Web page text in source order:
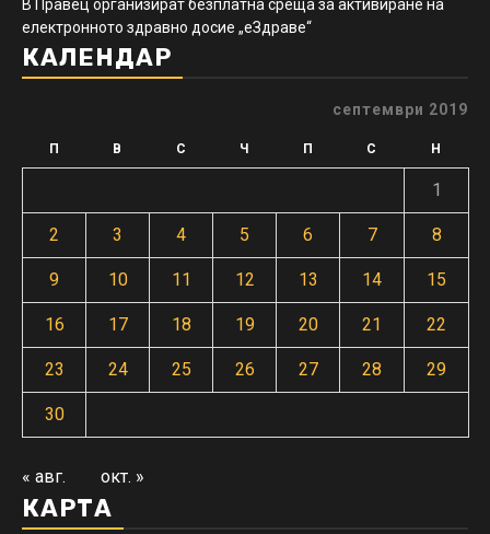
В Правец организират безплатна среща за активиране на
електронното здравно досие „еЗдраве“
КАЛЕНДАР
септември 2019
П В С Ч П С Н
1
2 3 4 5 6 7 8
9 10 11 12 13 14 15
16 17 18 19 20 21 22
23 24 25 26 27 28 29
30
« авг. окт. »
КАРТА